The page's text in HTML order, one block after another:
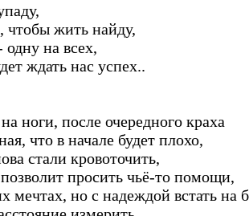
чтобы жить найду,
на всех,
ждать нас успех..
ноги, после очередного краха
что в начале будет плохо,
стали кровоточить,
просить чьё-то помощи,
мечтах, но с надеждой встать на